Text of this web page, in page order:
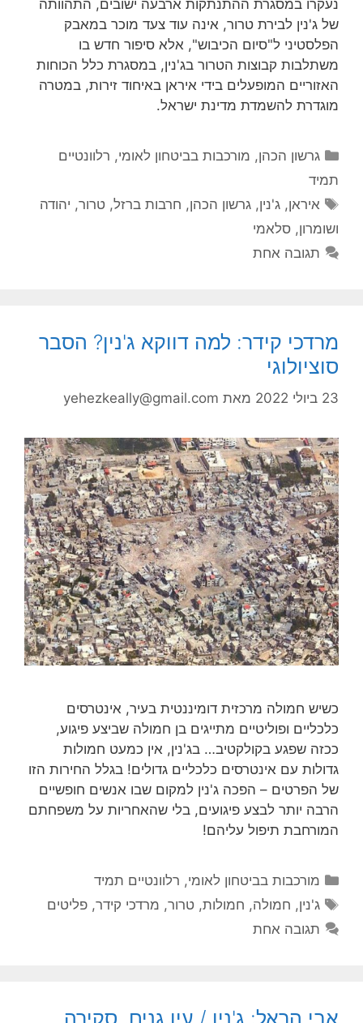
נעקרו במסגרת ההתנתקות ארבעה ישובים, התהוותה
של ג'נין לבירת טרור, אינה עוד צעד מוכר במאבק
הפלסטיני ל"סיום הכיבוש", אלא סיפור חדש בו
משתלבות קבוצות הטרור בג'נין, במסגרת כלל הכוחות
האזוריים המופעלים בידי איראן באיחוד זירות, במטרה
מוגדרת להשמדת מדינת ישראל.
קטגוריות
גרשון הכהן, מורכבות בביטחון לאומי, רלוונטיים
תמיד
תגיות
איראן,ג'נין,גרשון הכהן, חרבות ברזל,טרור, יהודה
ושומרון, סלאמי
תגובה אחת
מרדכי קידר: למה דווקא ג'נין? הסבר
סוציולוגי
23 ביולי 2022 מאת yehezkeally@gmail.com
כשיש חמולה מרכזית דומיננטית בעיר, אינטרסים
כלכליים ופוליטיים מתייגים בן חמולה שביצע פיגוע,
ככזה שפגע בקולקטיב… בג'נין, אין כמעט חמולות
גדולות עם אינטרסים כלכליים גדולים! בגלל החירות הזו
של הפרטים – הפכה ג'נין למקום שבו אנשים חופשיים
הרבה יותר לבצע פיגועים, בלי שהאחריות על משפחתם
המורחבת תיפול עליהם!
קטגוריות
מורכבות בביטחון לאומי, רלוונטיים תמיד
תגיות
ג'נין, חמולה, חמולות,טרור, מרדכי קידר,פליטים
תגובה אחת